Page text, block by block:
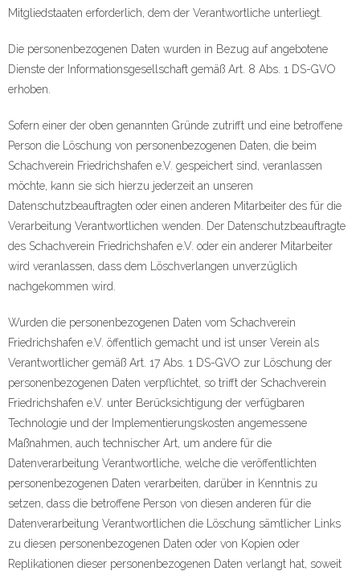
Mitgliedstaaten erforderlich, dem der Verantwortliche unterliegt.
Die personenbezogenen Daten wurden in Bezug auf angebotene
Dienste der Informationsgesellschaft gemäß Art. 8 Abs. 1 DS-GVO
erhoben.
Sofern einer der oben genannten Gründe zutrifft und eine betroffene
Person die Löschung von personenbezogenen Daten, die beim
Schachverein Friedrichshafen e.V. gespeichert sind, veranlassen
möchte, kann sie sich hierzu jederzeit an unseren
Datenschutzbeauftragten oder einen anderen Mitarbeiter des für die
Verarbeitung Verantwortlichen wenden. Der Datenschutzbeauftragte
des Schachverein Friedrichshafen e.V. oder ein anderer Mitarbeiter
wird veranlassen, dass dem Löschverlangen unverzüglich
nachgekommen wird.
Wurden die personenbezogenen Daten vom Schachverein
Friedrichshafen e.V. öffentlich gemacht und ist unser Verein als
Verantwortlicher gemäß Art. 17 Abs. 1 DS-GVO zur Löschung der
personenbezogenen Daten verpflichtet, so trifft der Schachverein
Friedrichshafen e.V. unter Berücksichtigung der verfügbaren
Technologie und der Implementierungskosten angemessene
Maßnahmen, auch technischer Art, um andere für die
Datenverarbeitung Verantwortliche, welche die veröffentlichten
personenbezogenen Daten verarbeiten, darüber in Kenntnis zu
setzen, dass die betroffene Person von diesen anderen für die
Datenverarbeitung Verantwortlichen die Löschung sämtlicher Links
zu diesen personenbezogenen Daten oder von Kopien oder
Replikationen dieser personenbezogenen Daten verlangt hat, soweit